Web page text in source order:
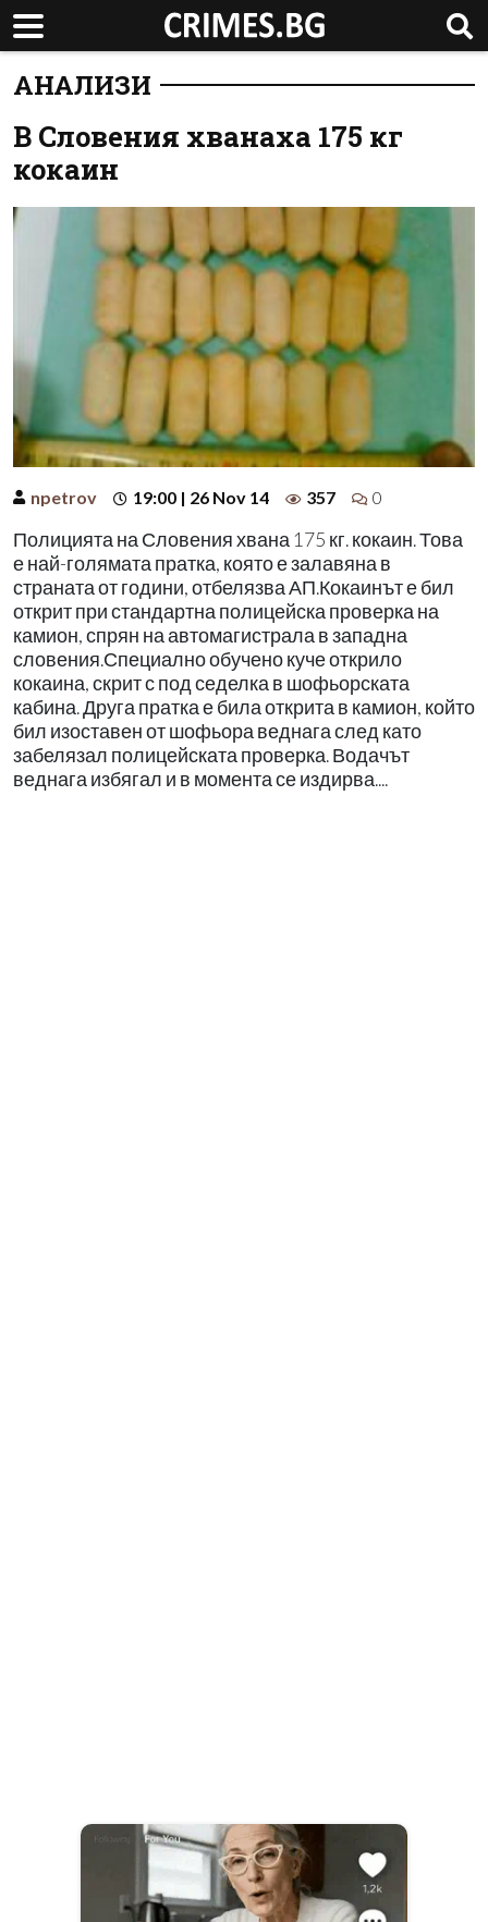
АНАЛИЗИ
В Словения хванаха 175 кг
кокаин
npetrov 19:00 | 26 Nov 14 357 0
Полицията на Словения хвана 175 кг. кокаин. Това
е най-голямата пратка, която е залавяна в
страната от години, отбелязва АП.Кокаинът е бил
открит при стандартна полицейска проверка на
камион, спрян на автомагистрала в западна
словения.Специално обучено куче открило
кокаина, скрит с под седелка в шофьорската
кабина. Друга пратка е била открита в камион, който
бил изоставен от шофьора веднага след като
забелязал полицейската проверка. Водачът
веднага избягал и в момента се издирва....